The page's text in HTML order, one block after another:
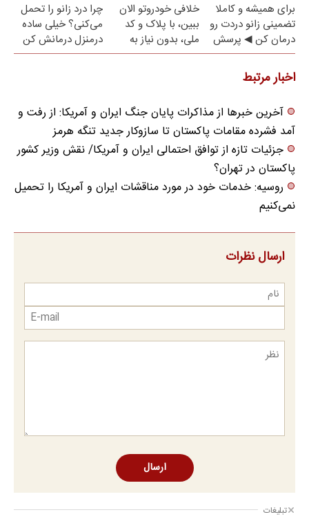
برای همیشه و کاملا
تضمینی زانو دردت رو
درمان کن ◀ پرسش
نامه ▶
خلافی خودروتو الان
ببین، با پلاک و کد
ملی، بدون نیاز به
مراجعه حضوری
چرا درد زانو را تحمل
می‌کنی؟ خیلی ساده
درمنزل درمانش کن
اخبار مرتبط
آخرین خبرها از مذاکرات پایان جنگ ایران و آمریکا: از رفت و
آمد فشرده مقامات پاکستان تا سازوکار جدید تنگه هرمز
جزئیات تازه از توافق احتمالی ایران و آمریکا/ نقش وزیر کشور
پاکستان در تهران؟
روسیه: خدمات خود در مورد مناقشات ایران و آمریکا را تحمیل
نمی‌کنیم
ارسال نظرات
ارسال
تبلیغات